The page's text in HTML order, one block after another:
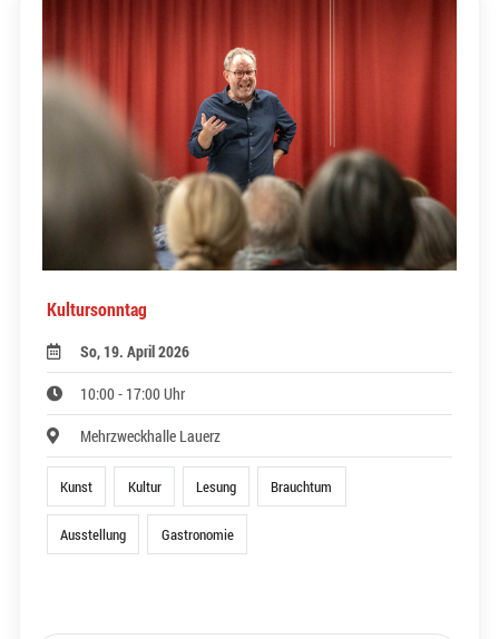
Kultursonntag
So, 19. April 2026
10:00 - 17:00 Uhr
Mehrzweckhalle Lauerz
Kunst Kultur Lesung Brauchtum
Ausstellung Gastronomie